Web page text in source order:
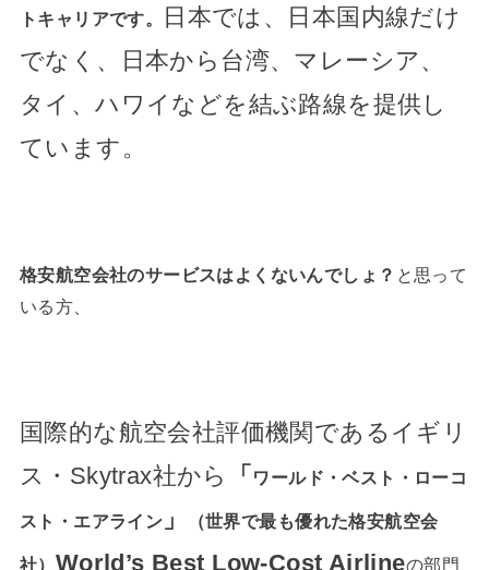
トキャリアです。
日 本では、日本国内線だけ
でなく、日本から台湾、マレーシア、
タイ、ハワイなどを結ぶ路線を提供し
ています。
格安航空会社のサービスはよくないんでしょ？ と思って
いる方、
国際的な航空会社評価機関であるイギリ
ス・Skytrax社から
「 ワールド・ベスト・ローコ
スト・エアライン 」 （世界で最も優れた格安航空会
社） World’s Best Low-Cost Airlineの部門